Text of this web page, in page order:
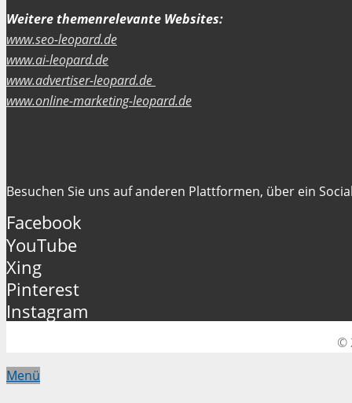
Weitere themenrelevante Websites:
www.seo-leopard.de
www.ai-leopard.de
www.advertiser-leopard.de
www.online-marketing-leopard.de
Besuchen Sie uns auf anderen Plattformen, über ein
Facebook
YouTube
Xing
Pinterest
Instagram
©
Menü